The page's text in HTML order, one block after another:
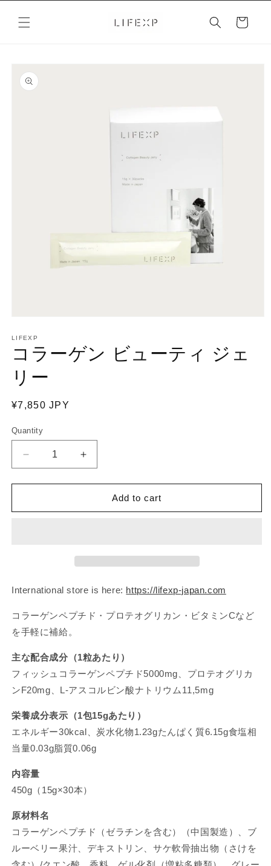
content
Cart
product
information
1
in
modal
LIFEXP
コラーゲン ビューティ ジェ
リー
Regular
¥7,850 JPY
Quantity
Decrease
quantity
for
ラ
ュ
テ
ィ
ェ
リ
ー
Increase
quantity
for
ラ
ン
ュ
テ
ェ
リ
ー
Add to cart
International store is here: https://lifexp-japan.com
コラーゲンペプチド・プロテオグリカン・ビタミンCなど
を手軽に補給。
主な配合成分（1粒あたり）
フィッシュコラーゲンペプチド5000mg 、プロテオグリカ
ンF20mg L-アスコルビン酸ナトリウム 11,5mg
栄養成分表示（1包15gあたり）
エネルギー30kcal 、炭水化物1.23gたんぱく質6.15g食塩相
当量0.03g脂質0.06g
内容量
450g （ 15g×30本）
原材料名
コラーゲンペプチド（ゼラチンを含む）（中国製造）、ブ
ルーベリー果汁、デキストリン、サケ軟骨抽出物（さけを